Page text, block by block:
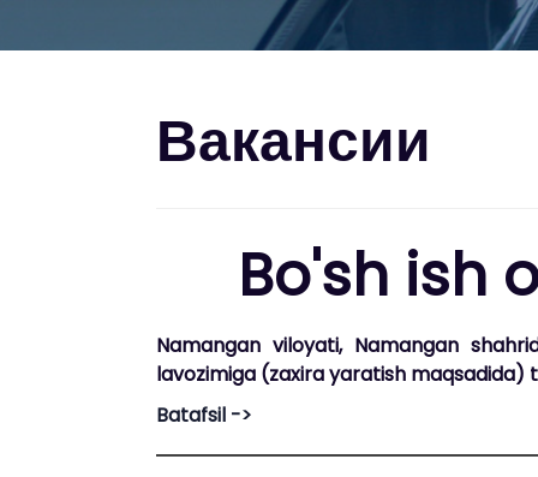
Вакансии
Bo'sh ish
Namangan viloyati, Namangan
lavozimiga (zaxira yaratish maqsadida)
Batafsil ->